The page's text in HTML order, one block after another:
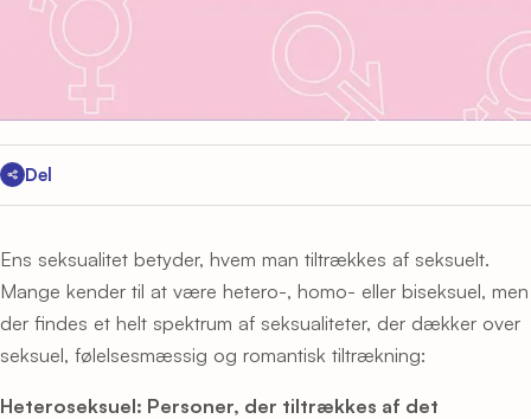
Del
Ens seksualitet betyder, hvem man tiltrækkes af seksuelt.
Mange kender til at være hetero-, homo- eller biseksuel, men
der findes et helt spektrum af seksualiteter, der dækker over
seksuel, følelsesmæssig og romantisk tiltrækning:
Heteroseksuel: Personer, der tiltrækkes af det